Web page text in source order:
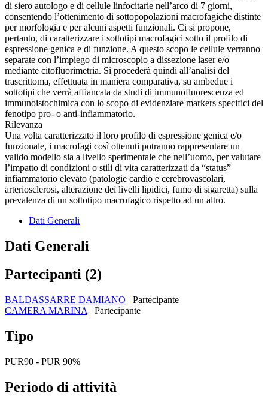
di siero autologo e di cellule linfocitarie nell’arco di 7 giorni,
consentendo l’ottenimento di sottopopolazioni macrofagiche distinte
per morfologia e per alcuni aspetti funzionali. Ci si propone,
pertanto, di caratterizzare i sottotipi macrofagici sotto il profilo di
espressione genica e di funzione. A questo scopo le cellule verranno
separate con l’impiego di microscopio a dissezione laser e/o
mediante citofluorimetria. Si procederà quindi all’analisi del
trascrittoma, effettuata in maniera comparativa, su ambedue i
sottotipi che verrà affiancata da studi di immunofluorescenza ed
immunoistochimica con lo scopo di evidenziare markers specifici del
fenotipo pro- o anti-infiammatorio.
Rilevanza
Una volta caratterizzato il loro profilo di espressione genica e/o
funzionale, i macrofagi così ottenuti potranno rappresentare un
valido modello sia a livello sperimentale che nell’uomo, per valutare
l’impatto di condizioni o stili di vita caratterizzati da “status”
infiammatorio elevato (patologie cardio e cerebrovascolari,
arteriosclerosi, alterazione dei livelli lipidici, fumo di sigaretta) sulla
prevalenza di un sottotipo macrofagico rispetto ad un altro.
Dati Generali
Dati Generali
Partecipanti (2)
BALDASSARRE DAMIANO
Partecipante
CAMERA MARINA
Partecipante
Tipo
PUR90 - PUR 90%
Periodo di attività